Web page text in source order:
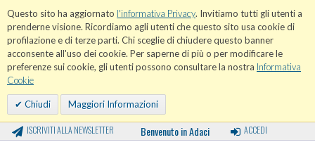
Questo sito ha aggiornato l'informativa Privacy. Invitiamo tutti gli utenti a
prenderne visione. Ricordiamo agli utenti che questo sito usa cookie di
profilazione e di terze parti. Chi sceglie di chiudere questo banner
acconsente all'uso dei cookie. Per saperne di più o per modificare le
preferenze sui cookie, gli utenti possono consultare la nostra Informativa
Cookie
Chiudi Maggiori Informazioni
ISCRIVITI ALLA NEWSLETTER Benvenuto in Adaci ACCEDI